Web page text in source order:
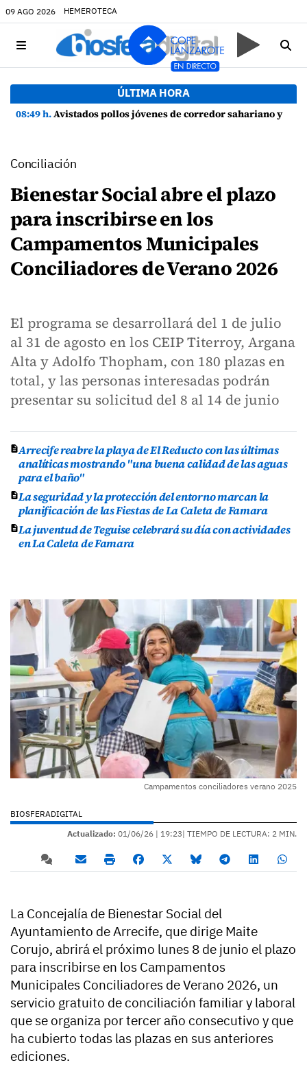
09 AGO 2026 HEMEROTECA
ÚLTIMA HORA
08:49 h.Avistados pollos jóvenes de corredor sahariano y episodios de cortejo de hubara cerca del rally de Lanzarote
Conciliación
Bienestar Social abre el plazo
para inscribirse en los
Campamentos Municipales
Conciliadores de Verano 2026
El programa se desarrollará del 1 de julio
al 31 de agosto en los CEIP Titerroy, Argana
Alta y Adolfo Thopham, con 180 plazas en
total, y las personas interesadas podrán
presentar su solicitud del 8 al 14 de junio
Arrecife reabre la playa de El Reducto con las últimas
analíticas mostrando "una buena calidad de las aguas
para el baño"
La seguridad y la protección del entorno marcan la
planificación de las Fiestas de La Caleta de Famara
La juventud de Teguise celebrará su día con actividades
en La Caleta de Famara
Campamentos conciliadores verano 2025
BIOSFERADIGITAL
Actualizado: 01/06/26 | 19:23| TIEMPO DE LECTURA: 2 MIN.
La Concejalía de Bienestar Social del
Ayuntamiento de Arrecife, que dirige Maite
Corujo, abrirá el próximo lunes 8 de junio el plazo
para inscribirse en los Campamentos
Municipales Conciliadores de Verano 2026, un
servicio gratuito de conciliación familiar y laboral
que se organiza por tercer año consecutivo y que
ha cubierto todas las plazas en sus anteriores
ediciones.